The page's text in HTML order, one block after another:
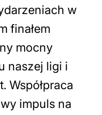
w
finałem
mocny
naszej ligi i
Współpraca
impuls na